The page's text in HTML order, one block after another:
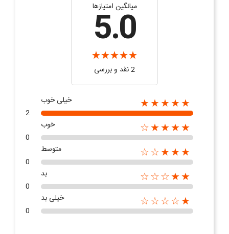
میانگین امتیازها
5.0
2 نقد و بررسی‌‌
★★★★★
خیلی خوب
2
★★★★☆
خوب
0
★★★☆☆
متوسط
0
★★☆☆☆
بد
0
★☆☆☆☆
خیلی بد
0